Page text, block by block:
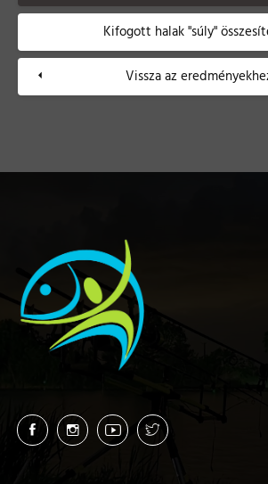
Kifogott halak "súly"
Vissza az